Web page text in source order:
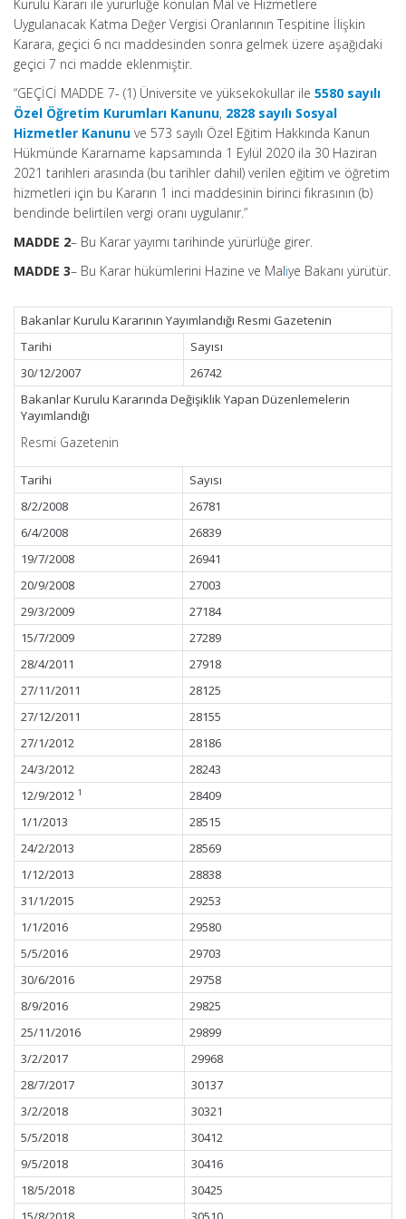
Kurulu Kararı ile yürürlüğe konulan Mal ve Hizmetlere
Uygulanacak Katma Değer Vergisi Oranlarının Tespitine İlişkin
Karara, geçici 6 ncı maddesinden sonra gelmek üzere aşağıdaki
geçici 7 nci madde eklenmiştir.
“GEÇİCİ MADDE 7- (1) Üniversite ve yüksekokullar ile 5580 sayılı
Özel Öğretim Kurumları Kanunu, 2828 sayılı Sosyal
Hizmetler Kanunu ve 573 sayılı Özel Eğitim Hakkında Kanun
Hükmünde Kararname kapsamında 1 Eylül 2020 ila 30 Haziran
2021 tarihleri arasında (bu tarihler dahil) verilen eğitim ve öğretim
hizmetleri için bu Kararın 1 inci maddesinin birinci fıkrasının (b)
bendinde belirtilen vergi oranı uygulanır.”
MADDE 2– Bu Karar yayımı tarihinde yürürlüğe girer.
MADDE 3– Bu Karar hükümlerini Hazine ve Maliye Bakanı yürütür.
Bakanlar Kurulu Kararının Yayımlandığı Resmi Gazetenin
Tarihi
Sayısı
30/12/2007
26742
Bakanlar Kurulu Kararında Değişiklik Yapan Düzenlemelerin
Yayımlandığı
Resmi Gazetenin
Tarihi
Sayısı
8/2/2008
26781
6/4/2008
26839
19/7/2008
26941
20/9/2008
27003
29/3/2009
27184
15/7/2009
27289
28/4/2011
27918
27/11/2011
28125
27/12/2011
28155
27/1/2012
28186
24/3/2012
28243
12/9/2012 1
28409
1/1/2013
28515
24/2/2013
28569
1/12/2013
28838
31/1/2015
29253
1/1/2016
29580
5/5/2016
29703
30/6/2016
29758
8/9/2016
29825
25/11/2016
29899
3/2/2017
29968
28/7/2017
30137
3/2/2018
30321
5/5/2018
30412
9/5/2018
30416
18/5/2018
30425